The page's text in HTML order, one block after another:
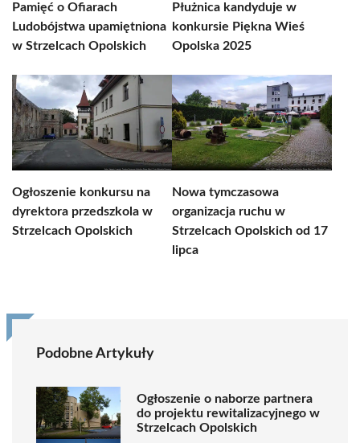
Pamięć o Ofiarach
Ludobójstwa upamiętniona
w Strzelcach Opolskich
Płużnica kandyduje w
konkursie Piękna Wieś
Opolska 2025
Ogłoszenie konkursu na
dyrektora przedszkola w
Strzelcach Opolskich
Nowa tymczasowa
organizacja ruchu w
Strzelcach Opolskich od 17
lipca
Podobne Artykuły
Ogłoszenie o naborze partnera
do projektu rewitalizacyjnego w
Strzelcach Opolskich